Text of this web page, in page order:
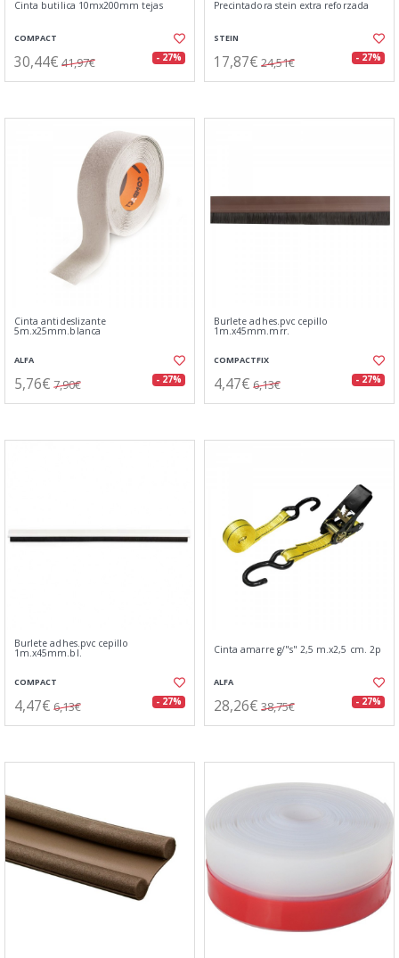
Cinta butilica 10mx200mm tejas
COMPACT
30,44€ 41,97€ - 27%
Precintadora stein extra reforzada
STEIN
17,87€ 24,51€ - 27%
Cinta antideslizante
5m.x25mm.blanca
ALFA
5,76€ 7,90€ - 27%
Burlete adhes.pvc cepillo
1m.x45mm.mrr.
COMPACTFIX
4,47€ 6,13€ - 27%
Burlete adhes.pvc cepillo
1m.x45mm.bl.
COMPACT
4,47€ 6,13€ - 27%
Cinta amarre g/"s" 2,5 m.x2,5 cm. 2p
ALFA
28,26€ 38,75€ - 27%